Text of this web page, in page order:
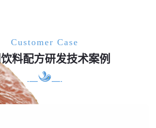
Customer Case
料配方研发技术案例